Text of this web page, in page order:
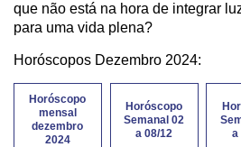
que não está na hora de integrar
para uma vida plena?
Horóscopos Dezembro 2024:
Horóscopo
mensal
dezembro
2024
Horóscopo
Semanal 02
a 08/12
a